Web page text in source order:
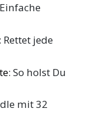
: Rettet jede
: So holst Du
mit 32